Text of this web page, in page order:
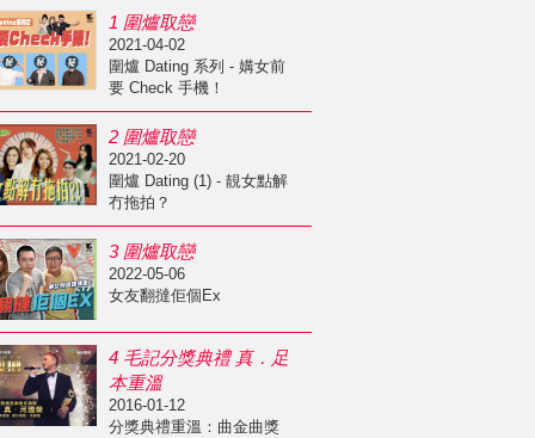
1 圍爐取戀
2021-04-02
圍爐 Dating 系列 - 媾女前
要 Check 手機！
2 圍爐取戀
2021-02-20
圍爐 Dating (1) - 靚女點解
冇拖拍？
3 圍爐取戀
2022-05-06
女友翻撻佢個Ex
4 毛記分獎典禮 真．足
本重溫
2016-01-12
分獎典禮重溫：曲金曲獎